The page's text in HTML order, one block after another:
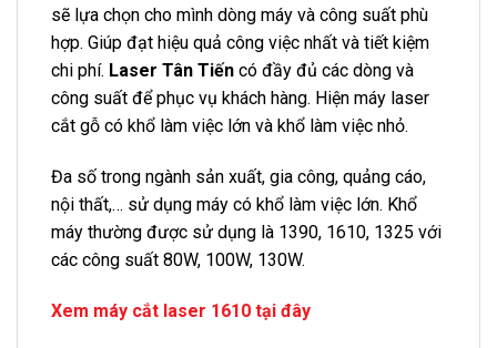
sẽ lựa chọn cho mình dòng máy và công suất phù
hợp. Giúp đạt hiệu quả công việc nhất và tiết kiệm
chi phí. Laser Tân Tiến có đầy đủ các dòng và
công suất để phục vụ khách hàng. Hiện máy laser
cắt gỗ có khổ làm việc lớn và khổ làm việc nhỏ.
Đa số trong ngành sản xuất, gia công, quảng cáo,
nội thất,… sử dụng máy có khổ làm việc lớn. Khổ
máy thường được sử dụng là 1390, 1610, 1325 với
các công suất 80W, 100W, 130W.
Xem máy cắt laser 1610 tại đây